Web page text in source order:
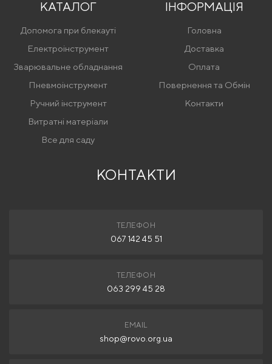
КАТАЛОГ
Допомога при блекауті
Електроінструмент
Зварювальне обладнання
Пневмоінструмент
Ручний інструмент
Витратні матеріали
Все для саду
ІНФОРМАЦІЯ
Головна
Доставка
Оплата
Повернення та Обмін
Контакти
КОНТАКТИ
ТЕЛЕФОН
067 142 45 51
ТЕЛЕФОН
063 299 45 28
EMAIL
shop@rovo.org.ua